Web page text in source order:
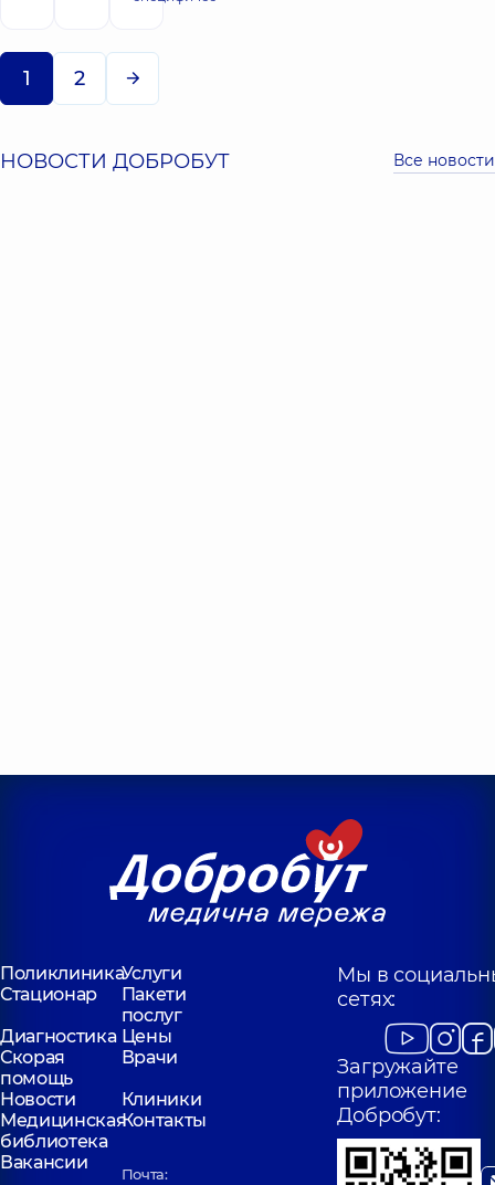
1 2
НОВОСТИ ДОБРОБУТ Все новости
ПоликлиникаУслуги
Стационар
Пакети
послуг
Диагностика Цены
Скорая
помощь
Врачи
Новости
Клиники
Медицинская
библиотека
Контакты
Вакансии
Почта:
Мы в
сетях:
Загружайте
приложение
Добробут: